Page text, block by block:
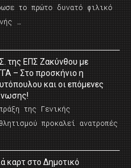
το πρώτο δυνατό φιλικό
…
της ΕΠΣ Ζακύνθου με
– Στο προσκήνιο η
και οι επόμενες
της Γενικής
προκαλεί ανατροπές
καρτ στο Δημοτικό